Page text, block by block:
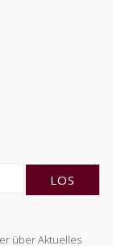
über Aktuelles